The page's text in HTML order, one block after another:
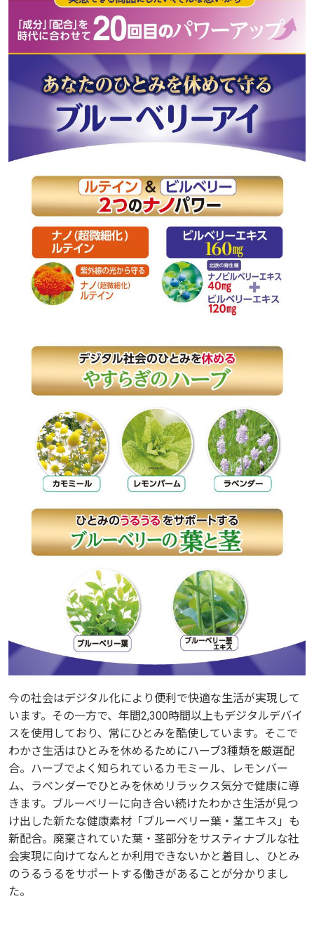
今の社会はデジタル化により便利で快適な生活が実現して
います。その一方で、年間2,300時間以上もデジタルデバイ
スを使用しており、常にひとみを酷使しています。そこで
わかさ生活はひとみを休めるためにハーブ3種類を厳選配
合。ハーブでよく知られているカモミール、レモンバー
ム、ラベンダーでひとみを休めリラックス気分で健康に導
きます。ブルーベリーに向き合い続けたわかさ生活が見つ
け出した新たな健康素材「ブルーベリー葉・茎エキス」も
新配合。廃棄されていた葉・茎部分をサスティナブルな社
会実現に向けてなんとか利用できないかと着目し、ひとみ
のうるうるをサポートする働きがあることが分かりまし
た。